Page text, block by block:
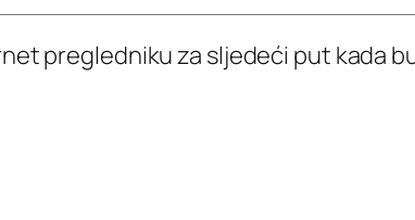
pregledniku za sljedeći put kada